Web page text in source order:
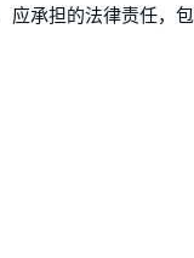
承担的法律责任，